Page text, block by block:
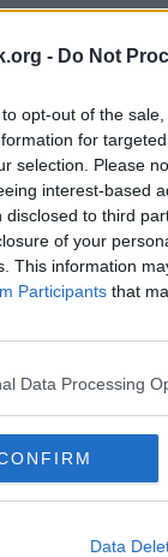
- Do Not
opt-out of the
for
selection. Please
interest-based
disclosed to third
of your
This information
Participants that
Data Processing
Data
sista år så är
apotek, men